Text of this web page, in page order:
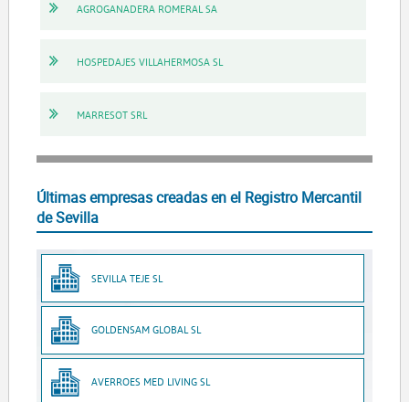
AGROGANADERA ROMERAL SA
HOSPEDAJES VILLAHERMOSA SL
MARRESOT SRL
Últimas empresas creadas en el Registro Mercantil
de Sevilla
SEVILLA TEJE SL
GOLDENSAM GLOBAL SL
AVERROES MED LIVING SL